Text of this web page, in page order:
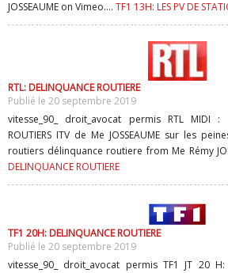
JOSSEAUME on Vimeo.... TF1 13H: LES PV DE
RTL: DELINQUANCE ROUTIERE
Publié le 20 septembre 2019
vitesse_90_ droit_avocat permis RTL MIDI :
ROUTIERS ITV de Me JOSSEAUME sur les
routiers délinquance routiere from Me Rémy
DELINQUANCE ROUTIERE
TF1 20H: DELINQUANCE ROUTIERE
Publié le 20 septembre 2019
vitesse_90_ droit_avocat permis TF1 JT 20 H: